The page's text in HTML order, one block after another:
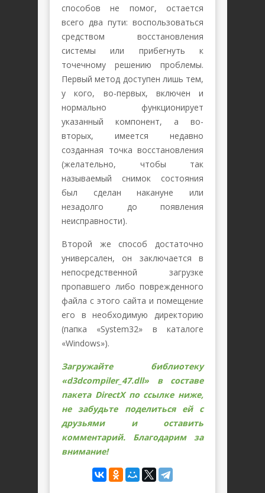
способов не помог, остается
всего два пути: воспользоваться
средством восстановления
системы или прибегнуть к
точечному решению проблемы.
Первый метод доступен лишь тем,
у кого, во-первых, включен и
нормально функционирует
указанный компонент, а во-
вторых, имеется недавно
созданная точка восстановления
(желательно, чтобы так
называемый снимок состояния
был сделан накануне или
незадолго до появления
неисправности).
Второй же способ достаточно
универсален, он заключается в
непосредственной загрузке
пропавшего либо поврежденного
файла с этого сайта и помещение
его в необходимую директорию
(папка «System32» в каталоге
«Windows»).
Загружайте библиотеку
«d3dcompiler_47.dll» в составе
пакета DirectX по ссылке ниже,
не забудьте поделиться ей с
друзьями и оставить
комментарий. Благодарим за
внимание!